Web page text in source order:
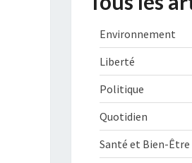
Environnement
Liberté
Politique
Quotidien
Santé et Bien-Être